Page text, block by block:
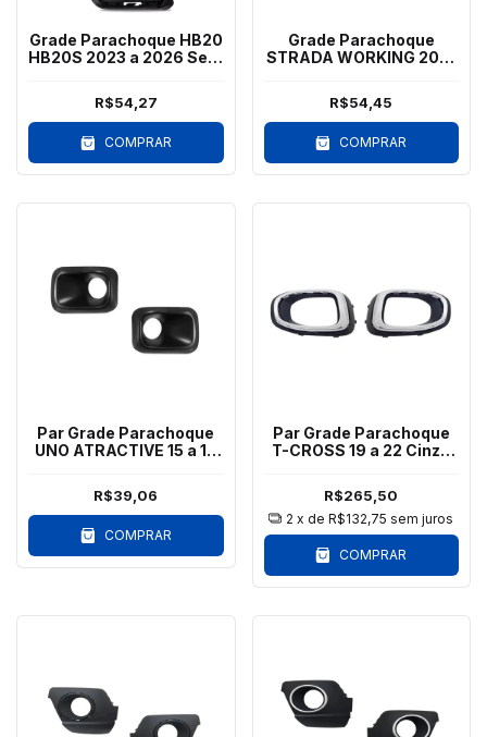
Grade Parachoque HB20
HB20S 2023 a 2026 Sem
R$54,27
COMPRAR
Grade Parachoque
STRADA WORKING 2014
R$54,45
COMPRAR
Par Grade Parachoque
UNO ATRACTIVE 15 a 17
R$39,06
COMPRAR
Par Grade Parachoque
T-CROSS 19 a 22 Cinza
R$265,50
2 x deR$132,75 sem juros
COMPRAR